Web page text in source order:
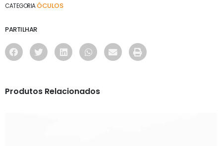
CATEGORIA ÓCULOS
PARTILHAR
Produtos Relacionados